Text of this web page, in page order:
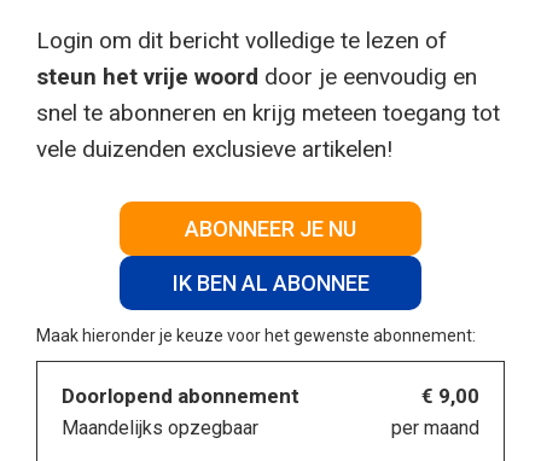
Login om dit bericht volledige te lezen of
steun het vrije woord door je eenvoudig en
snel te abonneren en krijg meteen toegang tot
vele duizenden exclusieve artikelen!
ABONNEER JE NU
IK BEN AL ABONNEE
Maak hieronder je keuze voor het gewenste abonnement:
Doorlopend abonnement
Maandelijks opzegbaar
€ 9,00
per maand